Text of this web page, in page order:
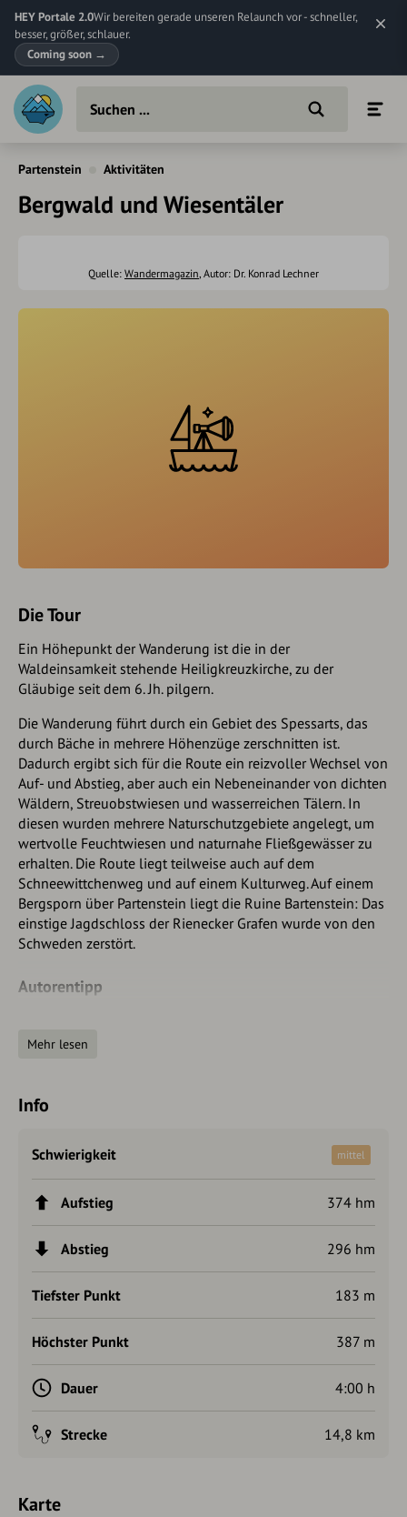
HEY Portale 2.0Wir bereiten gerade unseren Relaunch vor - schneller,
besser, größer, schlauer.
Coming soon →
Partenstein Aktivitäten
Bergwald und Wiesentäler
Quelle: Wandermagazin, Autor: Dr. Konrad Lechner
Die Tour
Ein Höhepunkt der Wanderung ist die in der
Waldeinsamkeit stehende Heiligkreuzkirche, zu der
Gläubige seit dem 6. Jh. pilgern.
Die Wanderung führt durch ein Gebiet des Spessarts, das
durch Bäche in mehrere Höhenzüge zerschnitten ist.
Dadurch ergibt sich für die Route ein reizvoller Wechsel von
Auf- und Abstieg, aber auch ein Nebeneinander von dichten
Wäldern, Streuobstwiesen und wasserreichen Tälern. In
diesen wurden mehrere Naturschutzgebiete angelegt, um
wertvolle Feuchtwiesen und naturnahe Fließgewässer zu
erhalten. Die Route liegt teilweise auch auf dem
Schneewittchenweg und auf einem Kulturweg. Auf einem
Bergsporn über Partenstein liegt die Ruine Bartenstein: Das
einstige Jagdschloss der Rienecker Grafen wurde von den
Schweden zerstört.
Autorentipp
Burgruine Bartenstein: spätgot. Vierflügelanlage,
Heiligen“,
Heigenbrücken: Gewässerlehrpfad u. Mineralienmuseum
Mehr lesen
Info
Schwierigkeit mittel
Aufstieg 374 hm
Abstieg 296 hm
Tiefster Punkt 183 m
Höchster Punkt 387 m
Dauer 4:00 h
Strecke 14,8 km
Karte